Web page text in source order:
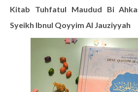
Kitab Tuhfatul Maudud Bi
Syeikh Ibnul Qoyyim Al Jauziyyah